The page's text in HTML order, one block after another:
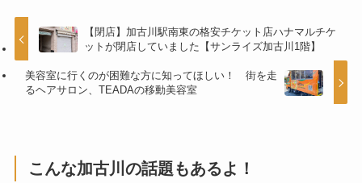
【閉店】加古川駅南東の格安チケット店ハナマルチケ
ットが閉店していました【サンライズ加古川1階】
美容室に行くのが困難な方に知ってほしい！ 街を走
るヘアサロン、TEADAの移動美容室
こんな加古川の話題もあるよ！